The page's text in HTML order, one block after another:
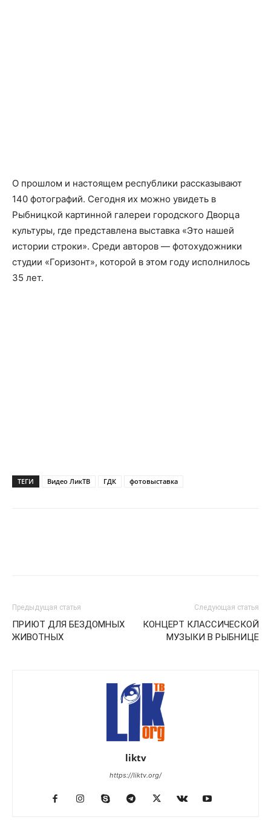
О прошлом и настоящем республики рассказывают
140 фотографий. Сегодня их можно увидеть в
Рыбницкой картинной галереи городского Дворца
культуры, где представлена выставка «Это нашей
истории строки». Среди авторов — фотохудожники
студии «Горизонт», которой в этом году исполнилось
35 лет.
ТЕГИ Видео ЛикТВ ГДК фотовыставка
Предыдущая статья
ПРИЮТ ДЛЯ БЕЗДОМНЫХ
ЖИВОТНЫХ
Следующая статья
КОНЦЕРТ КЛАССИЧЕСКОЙ
МУЗЫКИ В РЫБНИЦЕ
liktv
https://liktv.org/